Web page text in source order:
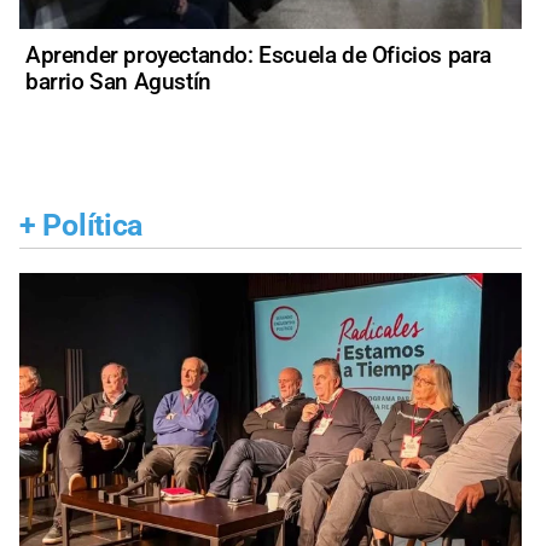
Aprender proyectando: Escuela de Oficios para
barrio San Agustín
+ Política